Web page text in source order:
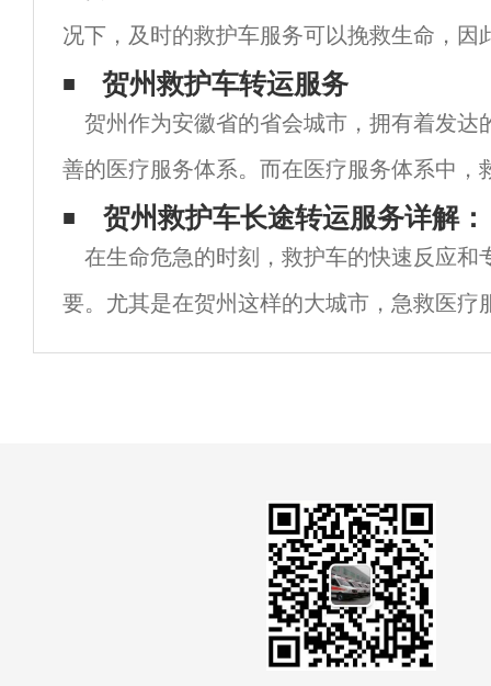
况下，及时的救护车服务可以挽救生命，因
标准一直备受关注。 根据贺州市卫生健康
州市的救护车收费标准是根据距离和服务内
贺州救护车转运服务
贺州作为安徽省的省会城市，拥有着发达
善的医疗服务体系。而在医疗服务体系中，
是至关重要的一环。 贺州救护车转运服务
急救援和患者转运服务，为贺州市民的生命
​ 贺州救护车长途转运服务详解：
在生命危急的时刻，救护车的快速反应和
要。尤其是在贺州这样的大城市，急救医疗
未有的挑战。随着社会的发展和人们健康意